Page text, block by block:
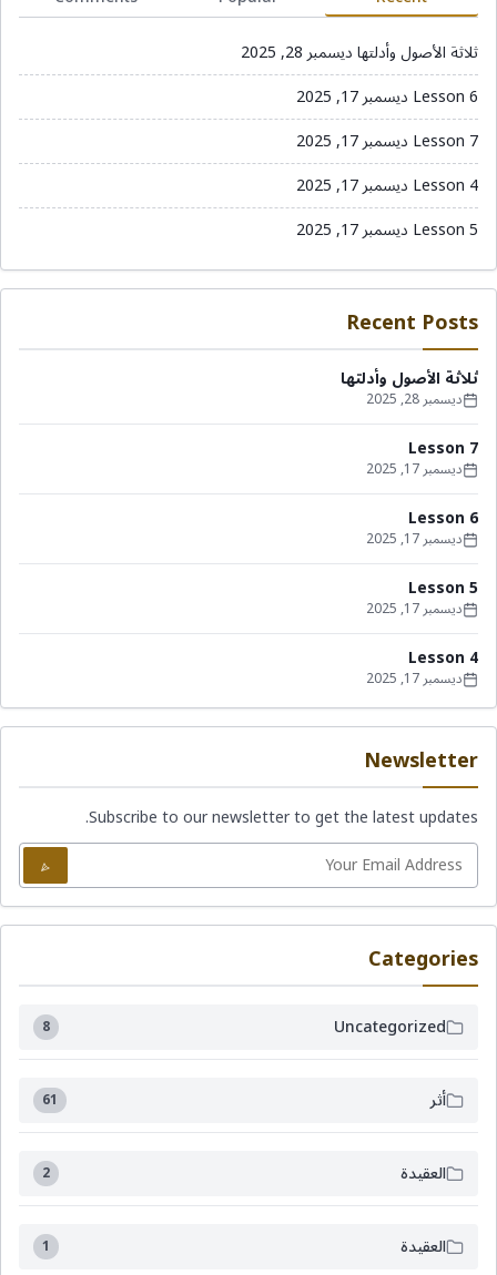
ثلاثة الأصول وأدلتهاديسمبر 28, 2025
Lesson 6 ديسمبر 17, 2025
Lesson 7 ديسمبر 17, 2025
Lesson 4 ديسمبر 17, 2025
Lesson 5 ديسمبر 17, 2025
Recent Posts
ثلاثة الأصول وأدلتها
ديسمبر 28, 2025
Lesson 7
ديسمبر 17, 2025
Lesson 6
ديسمبر 17, 2025
Lesson 5
ديسمبر 17, 2025
Lesson 4
ديسمبر 17, 2025
Newsletter
Subscribe to our newsletter to get the latest updates.
Categories
Uncategorized
8
أثر 61
العقيدة 2
العقيدة 1